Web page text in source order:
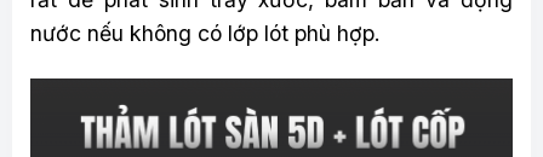
nước nếu không có lớp lót phù hợp.